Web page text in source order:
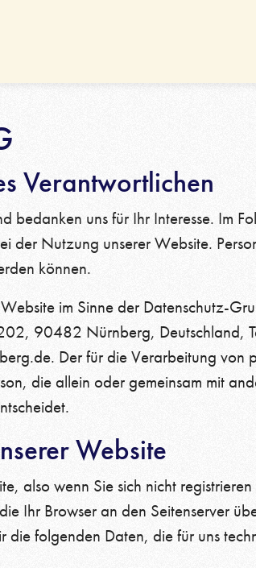
Verantwortlichen
bedanken uns für Ihr Interesse. Im
der Nutzung unserer Website.
können.
im Sinne der Datenschutz-
90482 Nürnberg, Deutschland,
Der für die Verarbeitung von
die allein oder gemeinsam mit
Website
also wenn Sie sich nicht
Ihr Browser an den Seitenserver
folgenden Daten, die für uns